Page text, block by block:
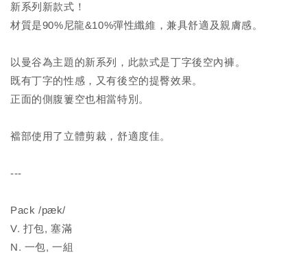
新系列新款式！
材質是90%尼龍&10%彈性纖維，兼具舒適及親膚感。
以曼谷為主題的新系列，此款式是丁字後空內褲。
既有丁字的性感，又有後空的提臀效果。
正面的側腹簍空也相當特別。
襠部使用了立體剪裁，舒適度佳。
---
Pack /pæk/
V. 打包, 塞滿
N. 一包, 一組